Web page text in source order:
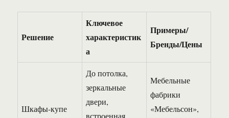
Решение
Ключевое
характеристик
а
Примеры/
Бренды/Цены
Шкафы-купе
До потолка,
зеркальные
двери,
Мебельные
фабрики
«Мебельсон»,